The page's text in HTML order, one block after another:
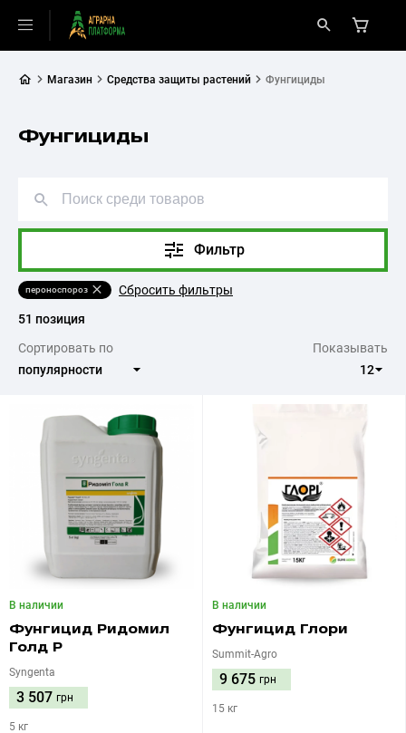
Магазин Средства защиты растений Фунгициды
Фунгициды
пероноспороз Сбросить фильтры
Фильтр
51 позиция
Сортировать по
Показывать
В наличии
Фунгицид Ридомил
Голд Р
Syngenta
3 507 грн
5 кг
В наличии
Фунгицид Глори
Summit-Agro
9 675 грн
15 кг